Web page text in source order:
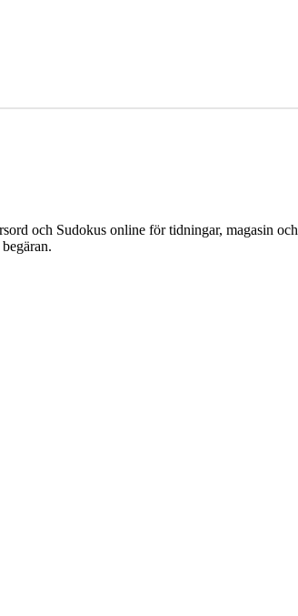
och Sudokus online för tidningar, magasin